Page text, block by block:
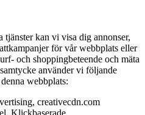
tjänster kan vi visa dig annonser,
för vår webbplats eller
och shoppingbeteende och mäta
använder vi följande
webbplats:
creativecdn.com
Klickbaserade